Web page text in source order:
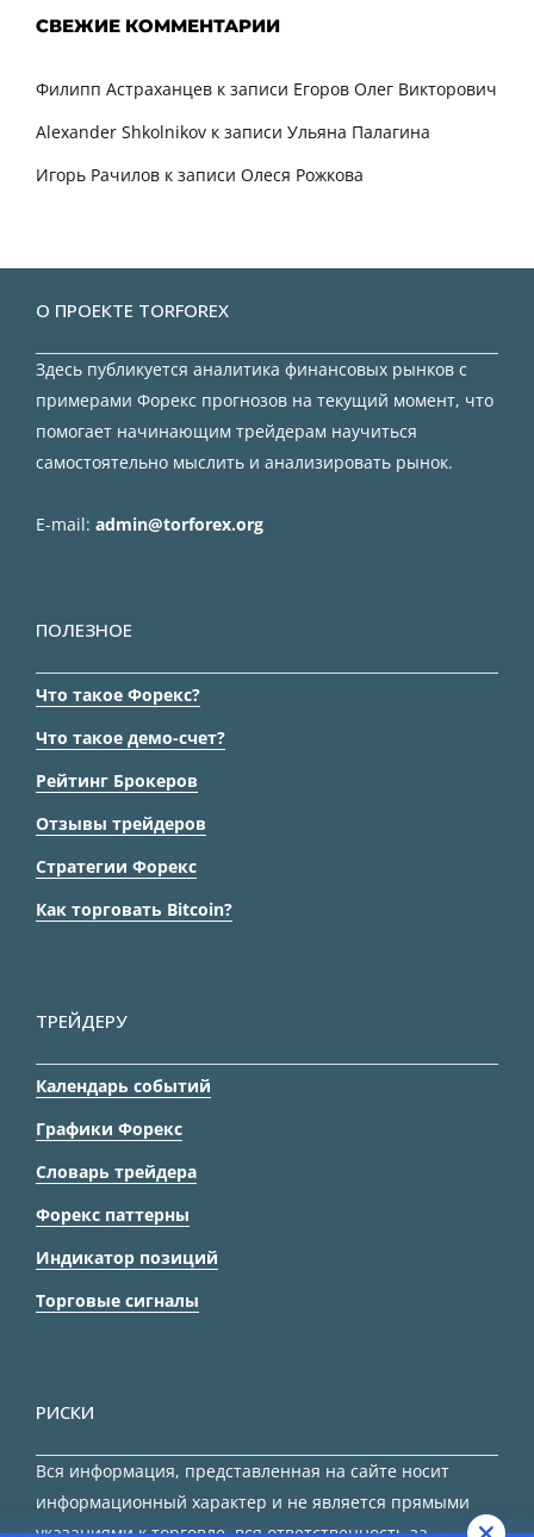
СВЕЖИЕ КОММЕНТАРИИ
Филипп Астраханцев к записи Егоров Олег Викторович
Alexander Shkolnikov к записи Ульяна Палагина
Игорь Рачилов к записи Олеся Рожкова
О ПРОЕКТЕ TORFOREX
Здесь публикуется аналитика финансовых рынков с
примерами Форекс прогнозов на текущий момент, что
помогает начинающим трейдерам научиться
самостоятельно мыслить и анализировать рынок.
E-mail: admin@torforex.org
ПОЛЕЗНОЕ
Что такое Форекс?
Что такое демо-счет?
Рейтинг Брокеров
Отзывы трейдеров
Стратегии Форекс
Как торговать Bitcoin?
ТРЕЙДЕРУ
Календарь событий
Графики Форекс
Словарь трейдера
Форекс паттерны
Индикатор позиций
Торговые сигналы
РИСКИ
Вся информация, представленная на сайте носит
информационный характер и не является прямыми